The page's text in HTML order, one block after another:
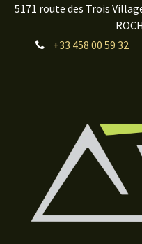
5171 route des Trois
+33 458 00 59 32